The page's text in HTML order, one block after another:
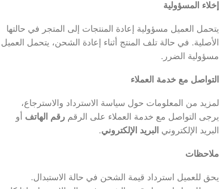
إخلاء المسؤولية
يتحمل العميل مسؤولية إعادة المنتجات إلى المتجر في حالتها
الأصلية. في حالة تلف المنتج أثناء إعادة الشحن، يتحمل العميل
مسؤولية الضرر.
التواصل مع خدمة العملاء
لمزيد من المعلومات حول سياسة الاسترداد والاسترجاع،
يرجى التواصل مع خدمة العملاء على الرقم رقم الهاتف أو
البريد الإلكتروني البريد الإلكتروني.
ملاحظات
يحق للعميل استرداد قيمة الشحن في حالة الاستبدال.